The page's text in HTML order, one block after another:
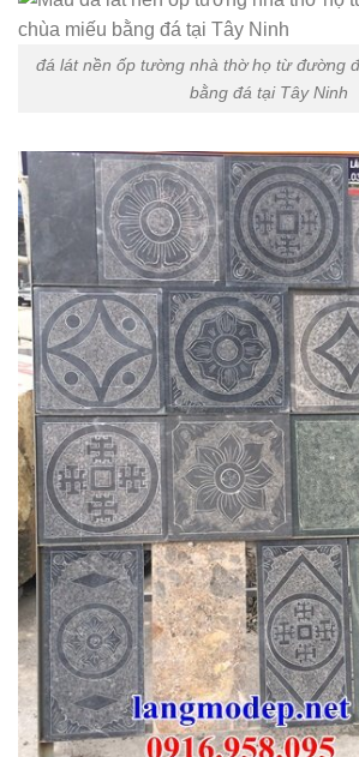
đá lát nền ốp tường nhà thờ họ từ đường
bằng đá tại Tây Ninh